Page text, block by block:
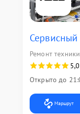
Сервисный
Ремонт
5,0
Открыто до
Маршрут